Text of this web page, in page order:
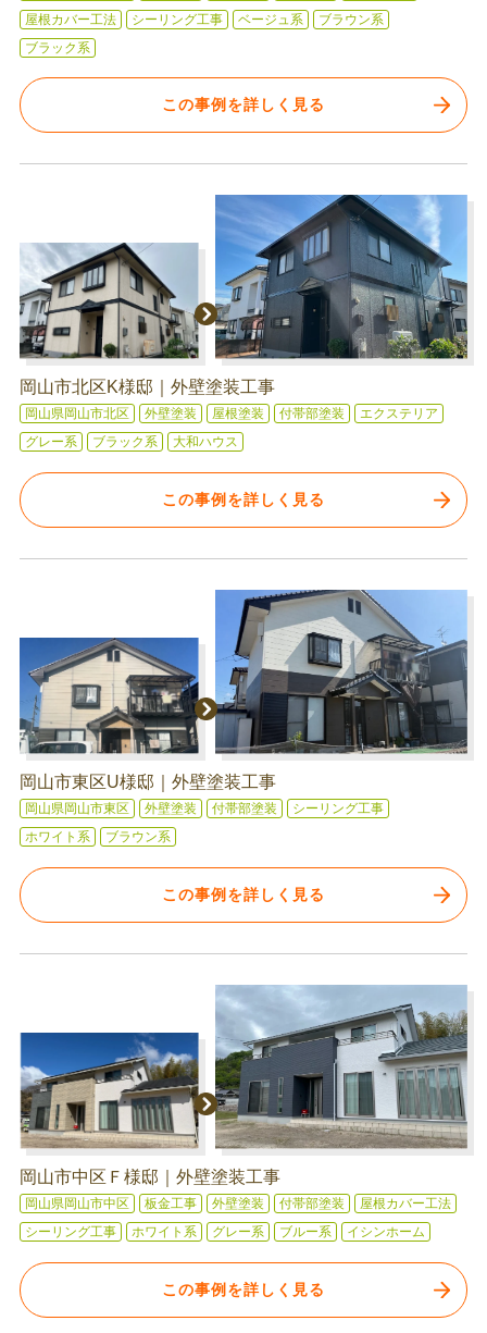
屋根カバー工法
シーリング工事 ベージュ系
ブラウン系
ブラック系
この事例を詳しく見る
岡山市北区K様邸｜外壁塗装工事
岡山県岡山市北区 外壁塗装 屋根塗装 付帯部塗装
エクステリア
グレー系
ブラック系 大和ハウス
この事例を詳しく見る
岡山市東区U様邸｜外壁塗装工事
岡山県岡山市東区 外壁塗装 付帯部塗装
シーリング工事
ホワイト系
ブラウン系
この事例を詳しく見る
岡山市中区Ｆ様邸｜外壁塗装工事
岡山県岡山市中区 板金工事 外壁塗装 付帯部塗装
屋根カバー工法
シーリング工事
ホワイト系 グレー系 ブルー系 イシンホーム
この事例を詳しく見る